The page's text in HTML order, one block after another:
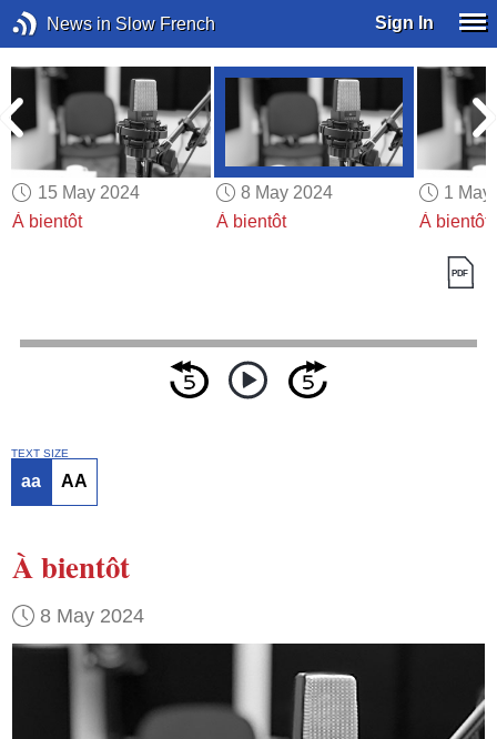
News in Slow French Sign In
15 May 2024
À bientôt
8 May 2024
À bientôt
1 May
À bientôt
TEXT SIZE
aa AA
À bientôt
8 May 2024